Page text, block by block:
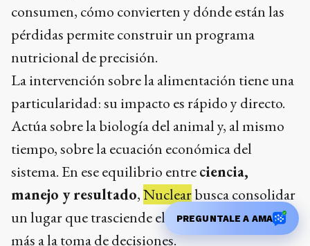
consumen, cómo convierten y dónde están las
pérdidas permite construir un programa
nutricional de precisión.
La intervención sobre la alimentación tiene una
particularidad: su impacto es rápido y directo.
Actúa sobre la biología del animal y, al mismo
tiempo, sobre la ecuación económica del
sistema. En ese equilibrio entreciencia,
manejo y resultado,Nuclearbusca consolidar
un lugar que trasciende el producto y se acerca
más a la toma de decisiones.
PREGUNTALE A AMA